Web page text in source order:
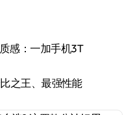
感：一加手机3T
之王、最强性能